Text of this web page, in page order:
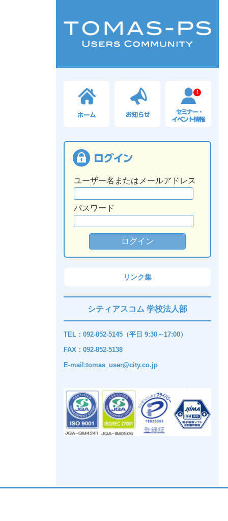
1
ユーザー名またはメールアドレス
パスワード
リンク集
シティアスコム 学校法人部
TEL：092-852-5145（平日 9:30～17:00）
FAX：092-852-5138
E-mail:tomas_user@city.co.jp